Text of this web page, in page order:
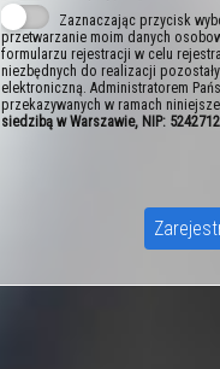
Zaznaczając przycisk
przetwarzanie moim danych
formularzu rejestracji w celu
niezbędnych do realizacji
elektroniczną. Administratorem
przekazywanych w ramach
siedzibą w Warszawie, NIP: